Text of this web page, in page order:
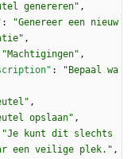
genereren" ,
:
"Genereer een nieuw
,
"Machtigingen" ,
:
"Bepaal wa
,
opslaan" ,
"Je kunt dit slechts
een veilige plek." ,